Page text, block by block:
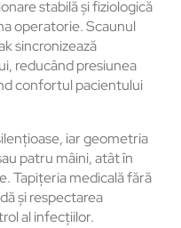
stabilă și fiziologică
operatorie. Scaunul
sincronizează
reducând presiunea
confortul pacientului
iar geometria
patru mâini, atât în
Tapițeria medicală fără
și respectarea
al infecțiilor.